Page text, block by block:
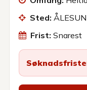
Sted:
Frist: Snarest